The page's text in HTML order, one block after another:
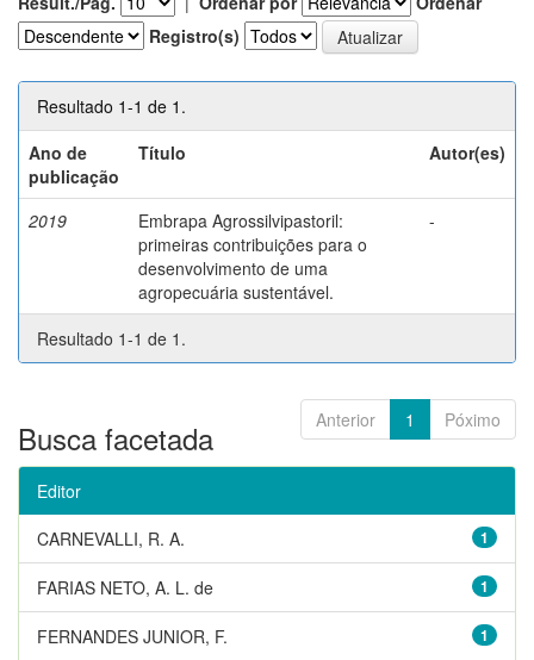
Registro(s)
Resultado 1-1 de 1.
Ano de
publicação
Título Autor(es)
2019
Embrapa Agrossilvipastoril:
primeiras contribuições para o
desenvolvimento de uma
agropecuária sustentável.
-
Resultado 1-1 de 1.
Anterior 1 Póximo
Busca facetada
Editor
1
CARNEVALLI, R. A.
1
FARIAS NETO, A. L. de
1
FERNANDES JUNIOR, F.